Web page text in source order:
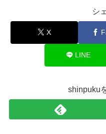
シ
X
LINE
shinpuku